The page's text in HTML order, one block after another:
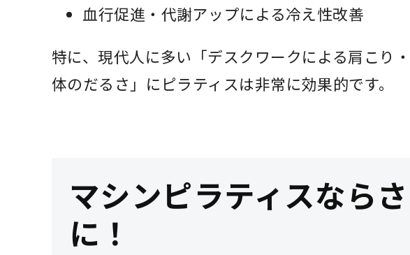
血行促進・代謝アップによる冷え性改善
特に、現代人に多い「デスクワークによる肩こり
体のだるさ」にピラティスは非常に効果的です。
マシンピラティスなら
に！